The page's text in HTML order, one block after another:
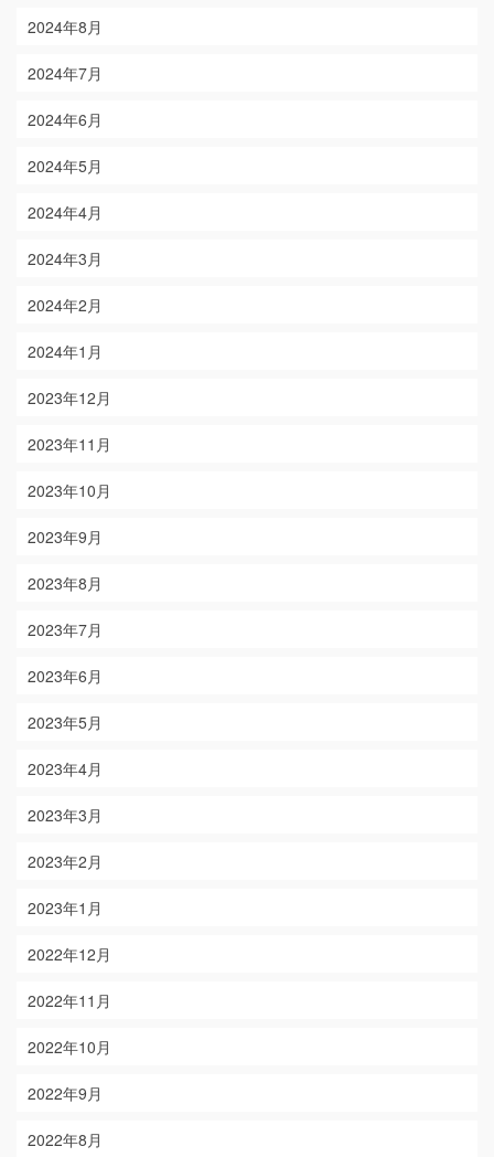
2024年8月
2024年7月
2024年6月
2024年5月
2024年4月
2024年3月
2024年2月
2024年1月
2023年12月
2023年11月
2023年10月
2023年9月
2023年8月
2023年7月
2023年6月
2023年5月
2023年4月
2023年3月
2023年2月
2023年1月
2022年12月
2022年11月
2022年10月
2022年9月
2022年8月